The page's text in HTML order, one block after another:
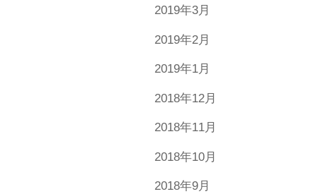
2019年3月
2019年2月
2019年1月
2018年12月
2018年11月
2018年10月
2018年9月